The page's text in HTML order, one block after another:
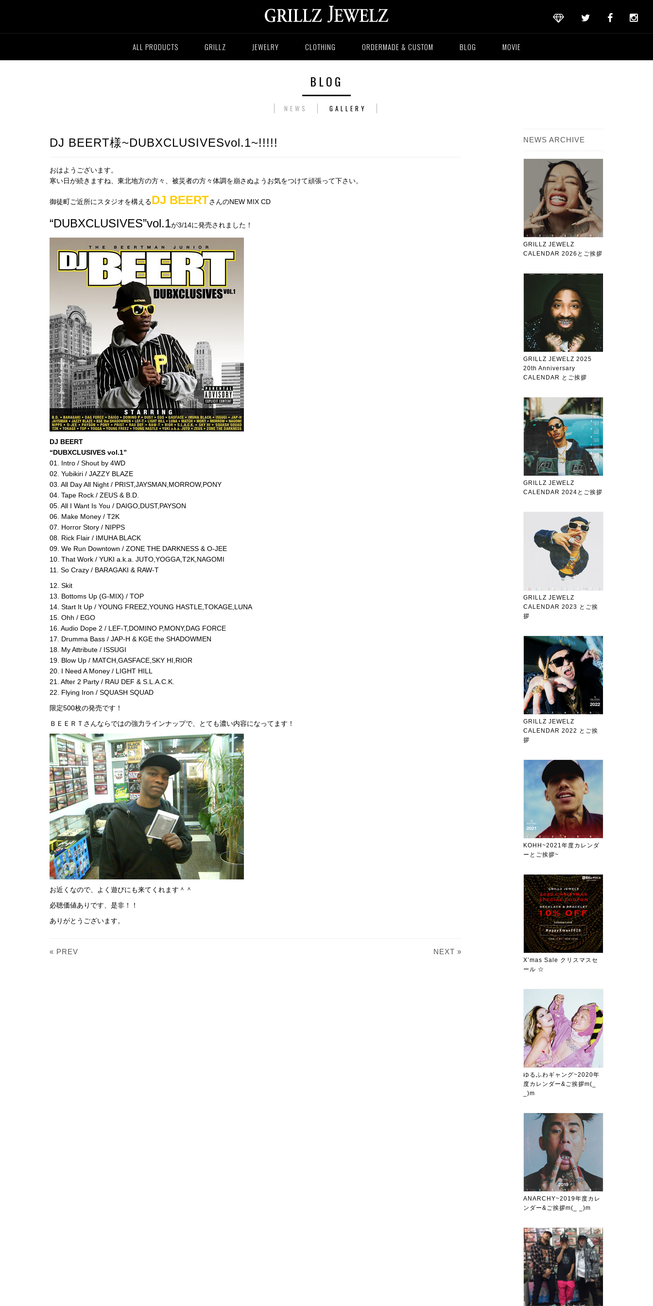
ALL PRODUCTS GRILLZ JEWELRY CLOTHING ORDERMADE & CUSTOM BLOG MOVIE
BLOG
NEWS GALLERY
DJ BEERT様~DUBXCLUSIVESvol.1~!!!!!
おはようございます。
寒い日が続きますね、東北地方の方々、被災者の方々体調を崩さぬようお気をつけて頑張って下さい。
御徒町ご近所にスタジオを構えるDJ BEERTさんのNEW MIX CD
“DUBXCLUSIVES”vol.1が3/14に発売されました！
DJ BEERT
“DUBXCLUSIVES vol.1”
01. Intro / Shout by 4WD
02. Yubikiri / JAZZY BLAZE
03. All Day All Night / PRIST,JAYSMAN,MORROW,PONY
04. Tape Rock / ZEUS & B.D.
05. All I Want Is You / DAIGO,DUST,PAYSON
06. Make Money / T2K
07. Horror Story / NIPPS
08. Rick Flair / IMUHA BLACK
09. We Run Downtown / ZONE THE DARKNESS & O-JEE
10. That Work / YUKI a.k.a. JUTO,YOGGA,T2K,NAGOMI
11. So Crazy / BARAGAKI & RAW-T
12. Skit
13. Bottoms Up (G-MIX) / TOP
14. Start It Up / YOUNG FREEZ,YOUNG HASTLE,TOKAGE,LUNA
15. Ohh / EGO
16. Audio Dope 2 / LEF-T,DOMINO P,MONY,DAG FORCE
17. Drumma Bass / JAP-H & KGE the SHADOWMEN
18. My Attribute / ISSUGI
19. Blow Up / MATCH,GASFACE,SKY HI,RIOR
20. I Need A Money / LIGHT HILL
21. After 2 Party / RAU DEF & S.L.A.C.K.
22. Flying Iron / SQUASH SQUAD
限定500枚の発売です！
ＢＥＥＲＴさんならではの強力ラインナップで、とても濃い内容になってます！
お近くなので、よく遊びにも来てくれます＾＾
必聴価値ありです、是非！！
ありがとうございます。
« PREV NEXT »
NEWS ARCHIVE
GRILLZ JEWELZ
CALENDAR 2026とご挨拶
GRILLZ JEWELZ 2025
20th Anniversary
CALENDAR とご挨拶
GRILLZ JEWELZ
CALENDAR 2024とご挨拶
GRILLZ JEWELZ
CALENDAR 2023 とご挨
拶
GRILLZ JEWELZ
CALENDAR 2022 とご挨
拶
KOHH~2021年度カレンダ
ーとご挨拶~
X’mas Sale クリスマスセ
ール ☆
ゆるふわギャング~2020年
度カレンダー&ご挨拶m(_
_)m
ANARCHY~2019年度カレ
ンダー&ご挨拶m(_ _)m